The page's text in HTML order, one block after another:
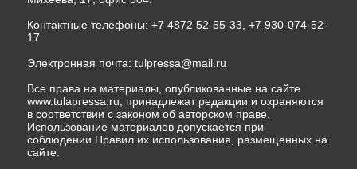
Контактные телефоны: +7 4872 52-55-33, +7 930-074-52-
17
Электронная почта: tulpressa@mail.ru
Все права на материалы, опубликованные на сайте
www.tulapressa.ru, принадлежат редакции и охраняются
в соответствии с законом об авторском праве.
Использование материалов допускается при
соблюдении Правил их использования, размещенных на
сайте.